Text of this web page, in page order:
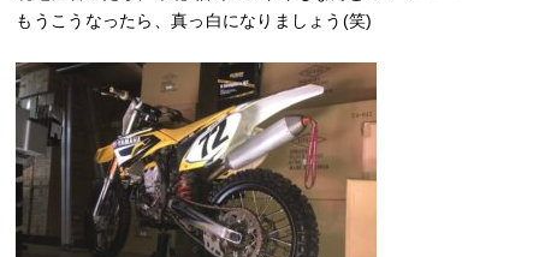
もうこうなったら、真っ白になりましょう(笑)